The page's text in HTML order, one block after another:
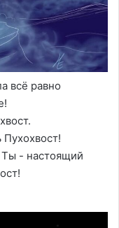
всё равно
Ты - настоящий